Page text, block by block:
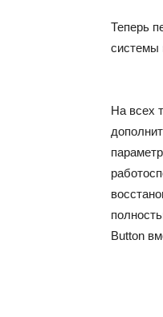
Теперь
системы
На всех
Button